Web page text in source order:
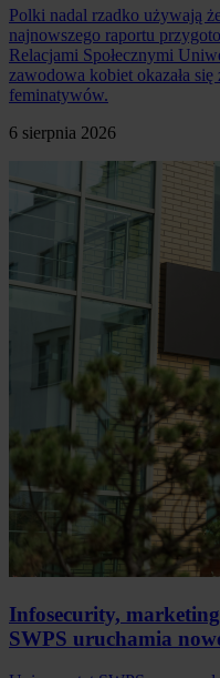
Polki nadal rzadko używają
najnowszego raportu
Relacjami Społecznymi
zawodowa kobiet okazała
feminatywów.
6 sierpnia 2026
Infosecurity,
SWPS uruchamia